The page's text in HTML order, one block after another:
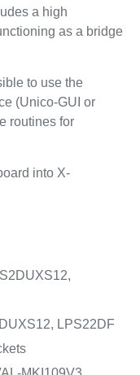
a high
as a bridge
to use the
(Unico-GUI or
routines for
into X-
LPS22DF